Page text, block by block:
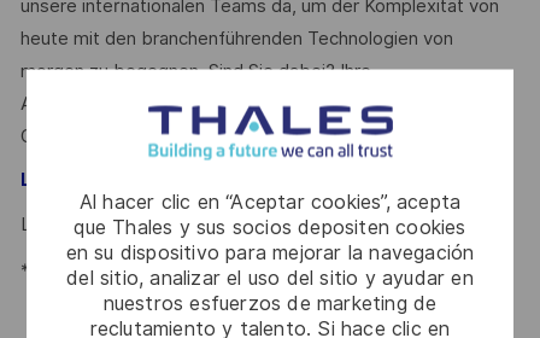
Al hacer clic en “Aceptar cookies”, acepta
que Thales y sus socios depositen cookies
en su dispositivo para mejorar la navegación
del sitio, analizar el uso del sitio y ayudar en
nuestros esfuerzos de marketing de
reclutamiento y talento. Si hace clic en
unsere internationalen Teams da, um der Komplexität von
heute mit den branchenführenden Technologien von
morgen zu begegnen. Sind Sie dabei? Ihre
AnsprechpartnerinLena Digel
freut sich schon auf Ihre
Online-Bewerbung über unserKarriereportal
Lena Digel
Lena.DIGEL@thalesgroup.com
*Human Intelligence